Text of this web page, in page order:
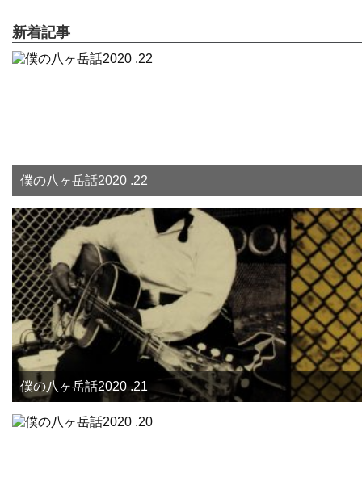
新着記事
僕の八ヶ岳話2020 .22
僕の八ヶ岳話2020 .21